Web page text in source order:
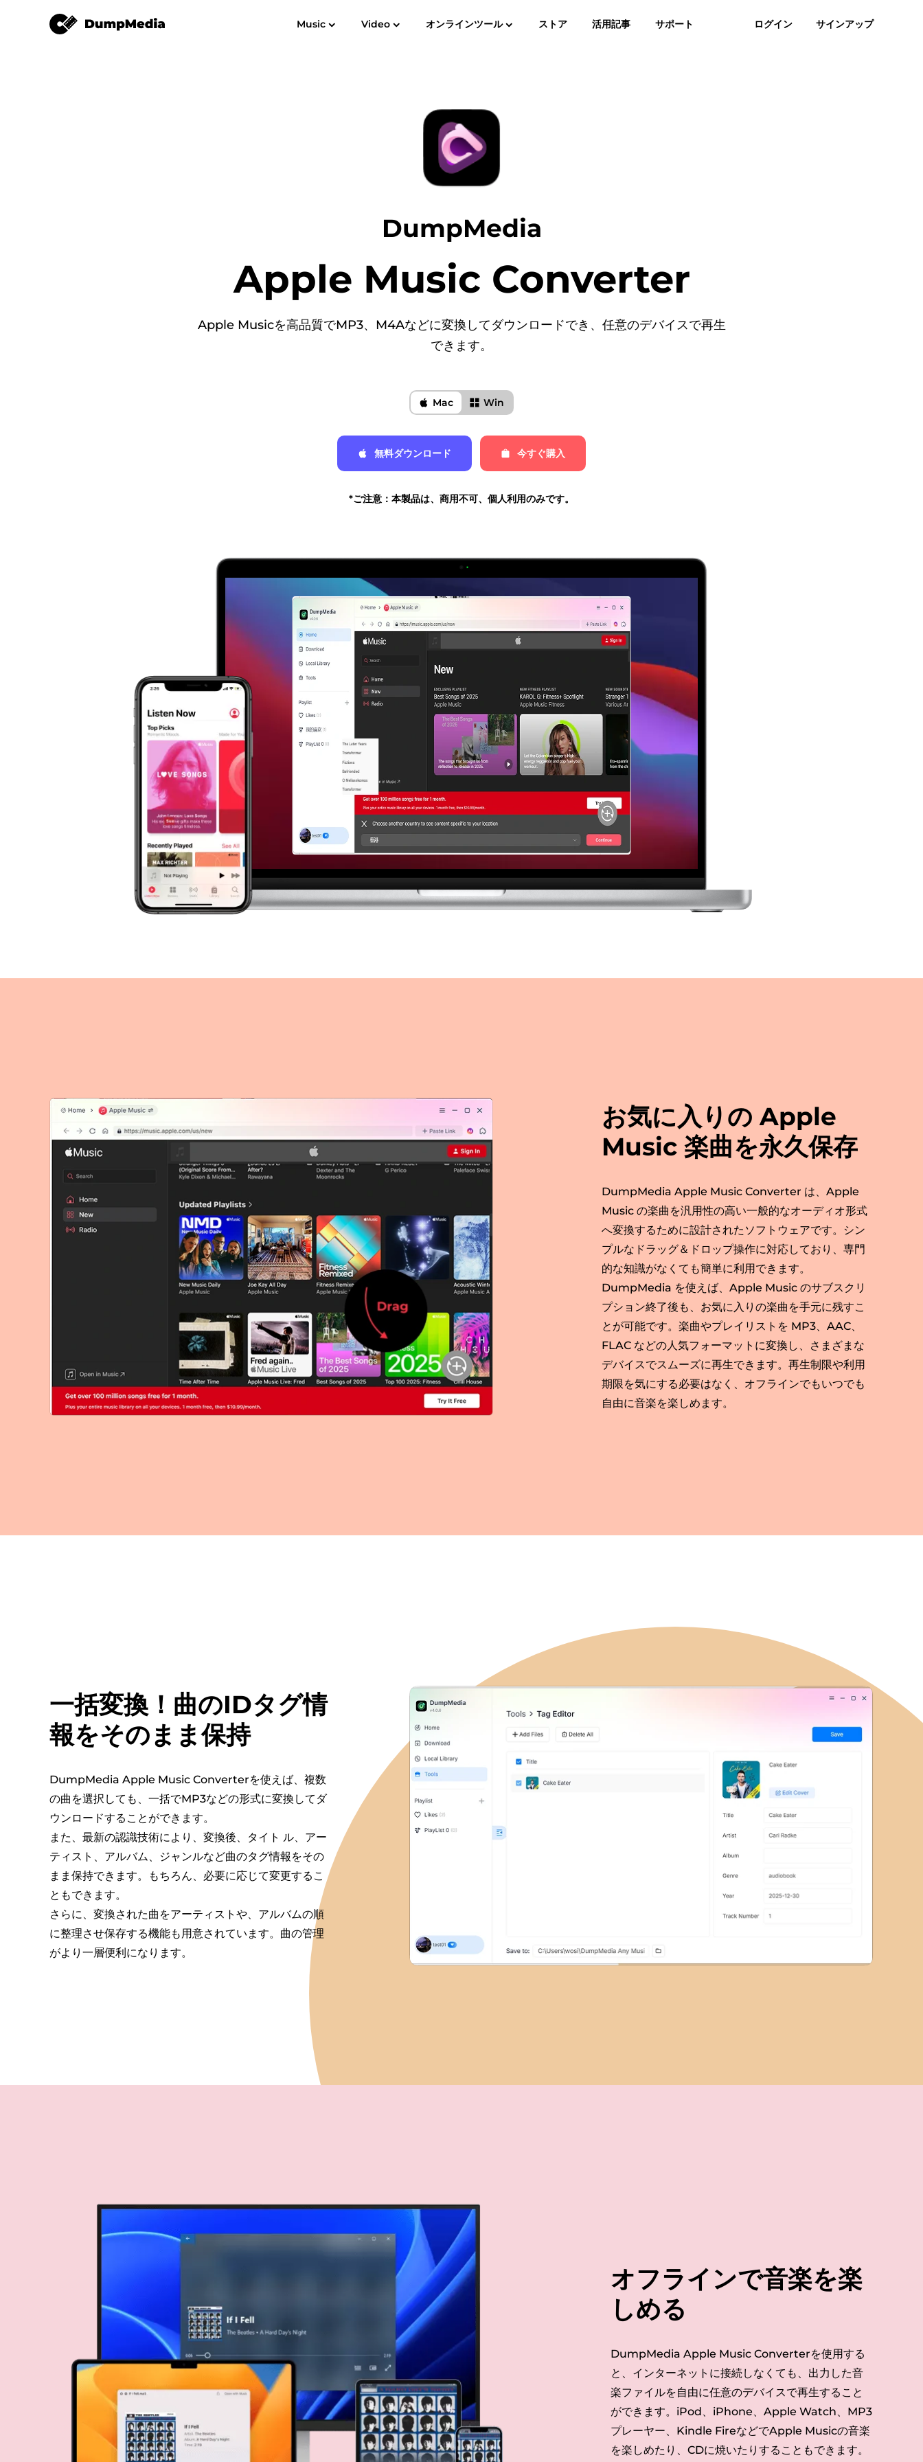
Music
YouTube Music Converter
Audible Converter
SoundCloud Music Converter
Video オンラインツール ストア 活用記事 サポート ログイン サインアップ
DumpMedia
Apple Music Converter
Apple Musicを高品質でMP3、M4Aなどに変換してダウンロードでき、任意のデバイスで再生
できます。
Mac Win
無料ダウンロード 今すぐ購入
ロ
今
入
*ご注意：本製品は、商用不可、個人利用のみです。
Apple Music Converter ユーザーガイドよくある質問レビュー 無料ダウンロード 今すぐ購入
お気に入りの Apple
Music 楽曲を永久保存
DumpMedia Apple Music Converter は、Apple
Music の楽曲を汎用性の高い一般的なオーディオ形式
へ変換するために設計されたソフトウェアです。シン
プルなドラッグ＆ドロップ操作に対応しており、専門
的な知識がなくても簡単に利用できます。
DumpMedia を使えば、Apple Music のサブスクリ
プション終了後も、お気に入りの楽曲を手元に残すこ
とが可能です。楽曲やプレイリストを MP3、AAC、
FLAC などの人気フォーマットに変換し、さまざまな
デバイスでスムーズに再生できます。再生制限や利用
期限を気にする必要はなく、オフラインでもいつでも
自由に音楽を楽しめます。
一括変換！曲のIDタグ情
報をそのまま保持
DumpMedia Apple Music Converterを使えば、複数
の曲を選択しても、一括でMP3などの形式に変換してダ
ウンロードすることができます。
また、最新の認識技術により、変換後、タイト ル、アー
ティスト、アルバム、ジャンルなど曲のタグ情報をその
まま保持できます。もちろん、必要に応じて変更するこ
ともできます。
さらに、変換された曲をアーティストや、アルバムの順
に整理させ保存する機能も用意されています。曲の管理
がより一層便利になります。
オフラインで音楽を楽
しめる
DumpMedia Apple Music Converterを使用する
と、インターネットに接続しなくても、出力した音
楽ファイルを自由に任意のデバイスで再生すること
ができます。iPod、iPhone、Apple Watch、MP3
プレーヤー、Kindle FireなどでApple Musicの音楽
を楽しめたり、CDに焼いたりすることもできます。